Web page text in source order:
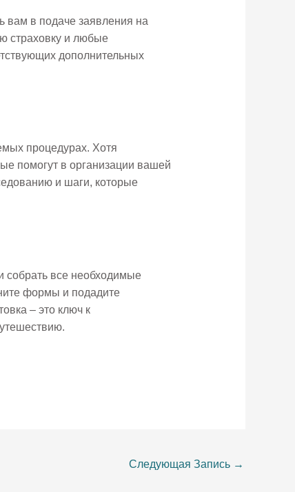
вам в подаче заявления на
страховку и любые
дополнительных
процедурах. Хотя
помогут в организации вашей
и шаги, которые
собрать все необходимые
формы и подадите
– это ключ к
Следующая Запись →